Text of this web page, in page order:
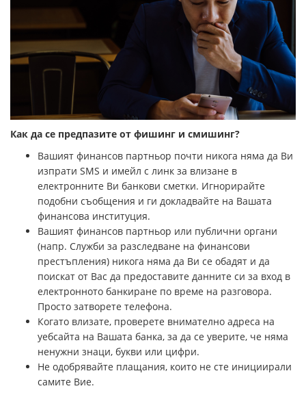
Как да се предпазите от фишинг и смишинг?
Вашият финансов партньор почти никога няма да Ви
изпрати SMS и имейл с линк за влизане в
електронните Ви банкови сметки. Игнорирайте
подобни съобщения и ги докладвайте на Вашата
финансова институция.
Вашият финансов партньор или публични органи
(напр. Служби за разследване на финансови
престъпления) никога няма да Ви се обадят и да
поискат от Вас да предоставите данните си за вход в
електронното банкиране по време на разговора.
Просто затворете телефона.
Когато влизате, проверете внимателно адреса на
уебсайта на Вашата банка, за да се уверите, че няма
ненужни знаци, букви или цифри.
Не одобрявайте плащания, които не сте инициирали
самите Вие.